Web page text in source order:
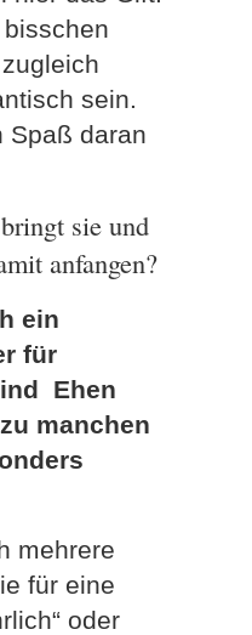
sein.
Spaß daran
sie und
anfangen?
ein
für
Ehen
manchen
mehrere
für eine
oder